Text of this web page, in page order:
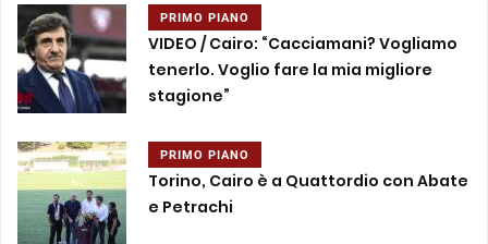
PRIMO PIANO
VIDEO / Cairo: “Cacciamani? Vogliamo
tenerlo. Voglio fare la mia migliore
stagione”
PRIMO PIANO
Torino, Cairo è a Quattordio con Abate
e Petrachi